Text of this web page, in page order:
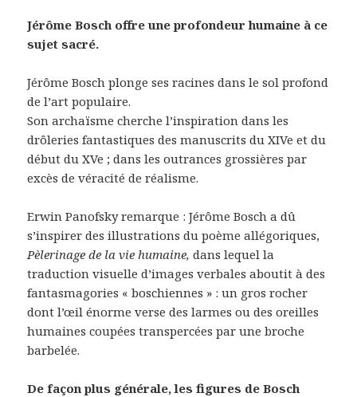
Jérôme Bosch offre une profondeur humaine à ce
sujet sacré.
Jérôme Bosch plonge ses racines dans le sol profond
de l’art populaire.
Son archaïsme cherche l’inspiration dans les
drôleries fantastiques des manuscrits du XIVe et du
début du XVe ; dans les outrances grossières par
excès de véracité de réalisme.
Erwin Panofsky remarque : Jérôme Bosch a dû
s’inspirer des illustrations du poème allégoriques,
Pèlerinage de la vie humaine,dans lequel la
traduction visuelle d’images verbales aboutit à des
fantasmagories « boschiennes » : un gros rocher
dont l’œil énorme verse des larmes ou des oreilles
humaines coupées transpercées par une broche
barbelée.
De façon plus générale, les figures de Bosch